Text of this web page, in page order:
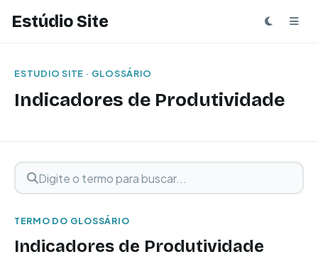
Estúdio Site
ESTUDIO SITE · GLOSSÁRIO
Indicadores de Produtividade
Buscar termo
Digite o termo para buscar
TERMO DO GLOSSÁRIO
Indicadores de Produtividade